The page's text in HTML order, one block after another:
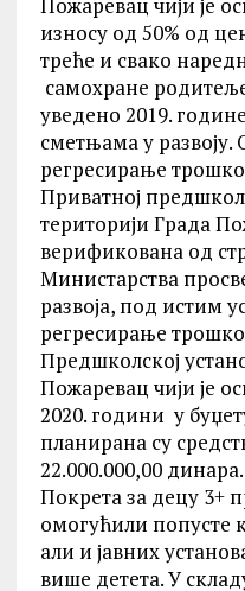
износу од 50% од
треће и свако
самохране
уведено 2019.
сметњама у развоју.
регресирање
Приватној
територији Града
верификована од
Министарства
развоја, под истим
регресирање
Предшколској
Пожаревац чији је
2020. години у
планирана су
22.000.000,00
Покрета за децу 3+
омогућили
али и јавних
више детета. У